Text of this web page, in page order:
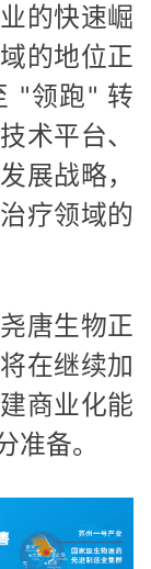
的快速崛
的地位正
"领跑" 转
术平台、
展战略，
疗领域的
唐生物正
在继续加
商业化能
准备。